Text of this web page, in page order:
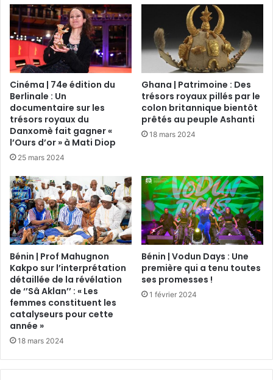
Cinéma | 74e édition du
Berlinale : Un
documentaire sur les
trésors royaux du
Danxomè fait gagner «
l’Ours d’or » à Mati Diop
25 mars 2024
Ghana | Patrimoine : Des
trésors royaux pillés par le
colon britannique bientôt
prêtés au peuple Ashanti
18 mars 2024
Bénin | Prof Mahugnon
Kakpo sur l’interprétation
détaillée de la révélation
de ‘’Sâ Aklan’’ : « Les
femmes constituent les
catalyseurs pour cette
année »
18 mars 2024
Bénin | Vodun Days : Une
première qui a tenu toutes
ses promesses !
1 février 2024